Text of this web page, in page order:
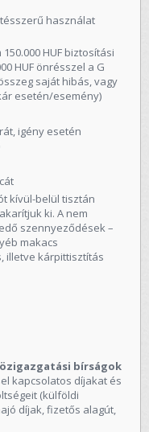
használat
HUF biztosítási
HUF önrésszel a G
saját hibás, vagy
esetén/esemény)
igény esetén
kívül-belül tisztán
ki. A nem
szennyeződések –
makacs
illetve kárpittisztítás
bírságok
kapcsolatos díjakat és
(külföldi
díjak, fizetős alagút,